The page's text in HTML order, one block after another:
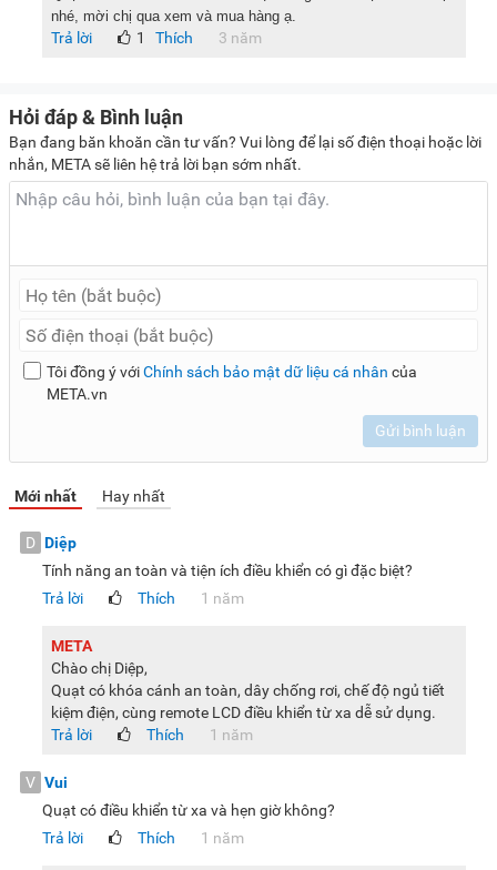
nhé, mời chị qua xem và mua hàng ạ.
Trả lời Thích
1 3 năm
Hỏi đáp & Bình luận
Bạn đang băn khoăn cần tư vấn? Vui lòng để lại số điện thoại hoặc lời
nhắn, META sẽ liên hệ trả lời bạn sớm nhất.
Tôi đồng ý vớiChính sách bảo mật dữ liệu cá nhân của
META.vn
Gửi bình luận
Mới nhất Hay nhất
D Diệp
Tính năng an toàn và tiện ích điều khiển có gì đặc biệt?
Trả lời
Thích 1 năm
META
Chào chị Diệp,
Quạt có khóa cánh an toàn, dây chống rơi, chế độ ngủ tiết
kiệm điện, cùng remote LCD điều khiển từ xa dễ sử dụng.
Trả lời
Thích 1 năm
V Vui
Quạt có điều khiển từ xa và hẹn giờ không?
Trả lời
Thích 1 năm